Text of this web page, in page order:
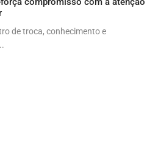
de troca, conhecimento e